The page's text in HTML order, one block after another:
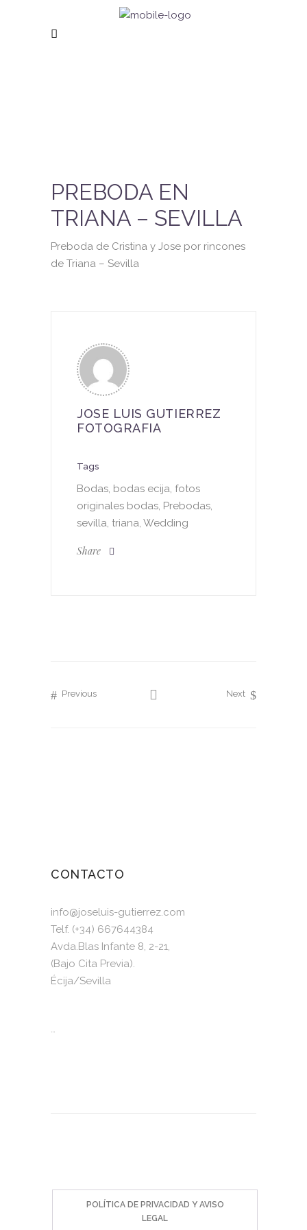
PREBODA EN
TRIANA – SEVILLA
Preboda de Cristina y Jose por rincones
de Triana – Sevilla
JOSE LUIS GUTIERREZ
FOTOGRAFIA
Tags
Bodas, bodas ecija, fotos
originales bodas, Prebodas,
sevilla, triana, Wedding
Share
Previous Next
CONTACTO
info@joseluis-gutierrez.com
Telf. (+34) 667644384
Avda.Blas Infante 8, 2-21,
(Bajo Cita Previa).
Écija/Sevilla
…
POLÍTICA DE PRIVACIDAD Y AVISO
LEGAL